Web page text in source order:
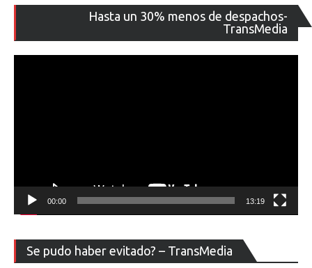
Hasta un 30% menos de despachos-
TransMedia
de
00:00 13:19
Se pudo haber evitado? – TransMedia
de